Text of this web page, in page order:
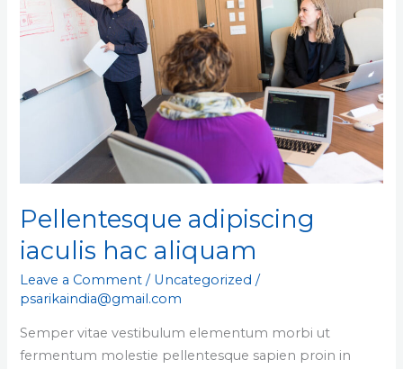
Pellentesque adipiscing
iaculis hac aliquam
Leave a Comment / Uncategorized /
psarikaindia@gmail.com
Semper vitae vestibulum elementum morbi ut
fermentum molestie pellentesque sapien proin in
aliquam